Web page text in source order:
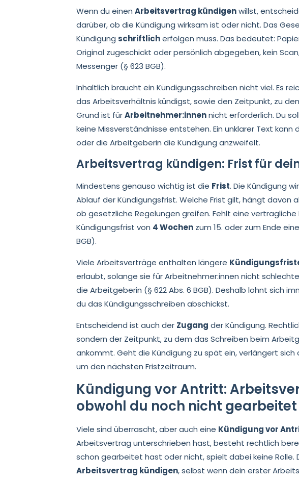
Wenn du einen Arbeitsvertrag kündigenwillst,
darüber, ob die Kündigung wirksam ist oder nicht. Das
Kündigung schriftlicherfolgen muss. Das bedeutet:
Original zugeschickt oder persönlich abgegeben, kein
Messenger (§ 623 BGB).
Inhaltlich braucht ein Kündigungsschreiben nicht viel. Es
das Arbeitsverhältnis kündigst, sowie den Zeitpunkt, zu
Grund ist fürArbeitnehmer:innennicht erforderlich. Du
keine Missverständnisse entstehen. Ein unklarer Text kann
oder die Arbeitgeberin die Kündigung anzweifelt.
Arbeitsvertrag kündigen: Frist für
Mindestens genauso wichtig ist die Frist. Die Kündigung
Ablauf der Kündigungsfrist. Welche Frist gilt, hängt davon
ob gesetzliche Regelungen greifen. Fehlt eine
Kündigungsfrist von 4 Wochen zum 15. oder zum Ende
BGB).
Viele Arbeitsverträge enthalten längere
erlaubt, solange sie für Arbeitnehmer:innen nicht
die Arbeitgeberin (§ 622 Abs. 6 BGB). Deshalb lohnt sich
du das Kündigungsschreiben abschickst.
Entscheidend ist auch der Zugang der Kündigung.
sondern der Zeitpunkt, zu dem das Schreiben beim
ankommt. Geht die Kündigung zu spät ein, verlängert
um den nächsten Fristzeitraum.
Kündigung vor Antritt:
obwohl du noch nicht
Viele sind überrascht, aber auch eine Kündigung vor
Arbeitsvertrag unterschrieben hast, besteht rechtlich
schon gearbeitet hast oder nicht, spielt dabei keine Rolle.
Arbeitsvertrag kündigen, selbst wenn dein erster